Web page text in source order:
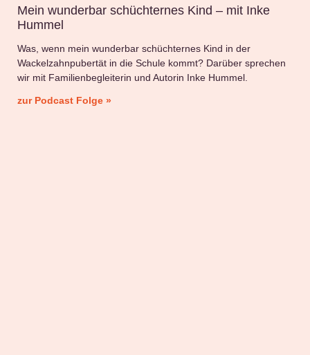
Mein wunderbar schüchternes Kind – mit Inke
Hummel
Was, wenn mein wunderbar schüchternes Kind in der
Wackelzahnpubertät in die Schule kommt? Darüber sprechen
wir mit Familienbegleiterin und Autorin Inke Hummel.
zur Podcast Folge »